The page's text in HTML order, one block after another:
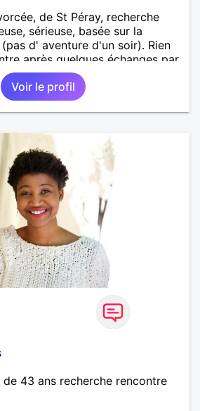
de St Péray, recherche
sérieuse, basée sur la
d' aventure d'un soir). Rien
après quelques échanges par
si il y a un feeling entre les
se revoir. Au plaisir de se
Voir le profil
de 43 ans recherche rencontre